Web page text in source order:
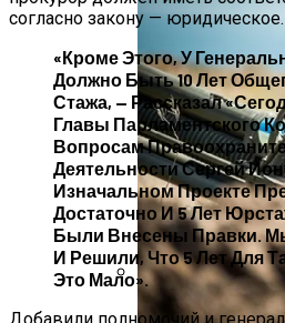
согласно закону — юридическое.
«Кроме Этого, У
Должно Быть 10 Лет
Стажа, — Рассказал
Главы Парламентского
Вопросам
Деятельности Сергей
Изначальном Проекте
Достаточно И 5 Лет
Были Внесены Правки.
И Решили, Что 5 Лет Для
Это Мало».